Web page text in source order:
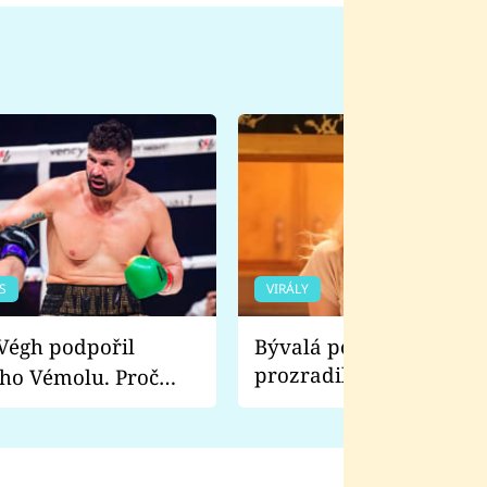
Vémolu. Proč
zápasit s ním než
VIRÁLY
Bývalá pornoherečka
prozradila, co ji
natáčení Euforie.